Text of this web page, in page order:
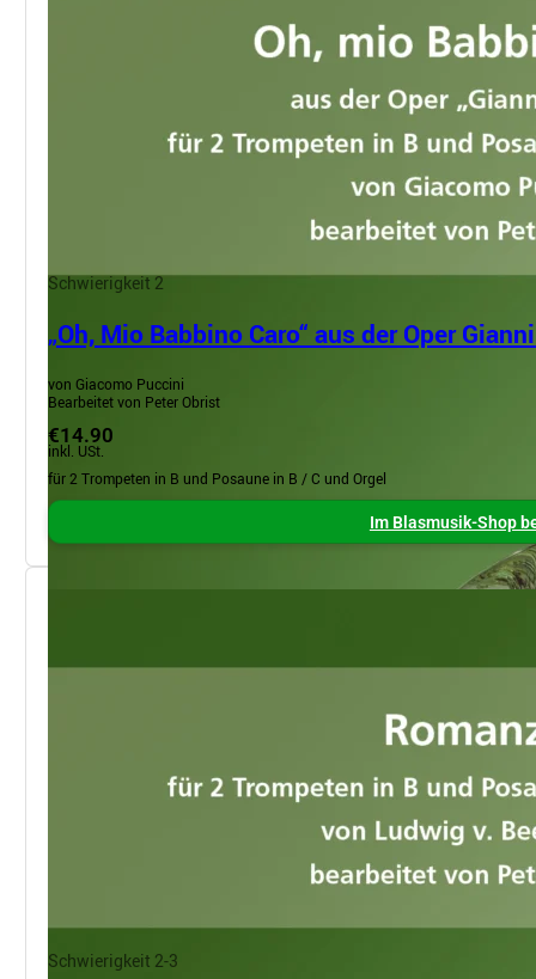
Schwierigkeit 2
„Oh, Mio Babbino Caro“ aus der Oper
von Giacomo Puccini
Bearbeitet von Peter Obrist
€14.90
inkl. USt.
für 2 Trompeten in B und Posaune in B / C und Orgel
Im Blasmusik-Shop
Schwierigkeit 2-3